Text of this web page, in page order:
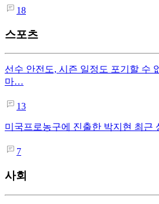
18
스포츠
선수 안전도, 시즌 일정도 포기할 수
마…
13
미국프로농구에 진출한 박지현 최근
7
사회